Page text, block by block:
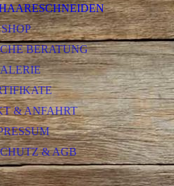
SHOP
BERATUNG
& ANFAHRT
& AGB